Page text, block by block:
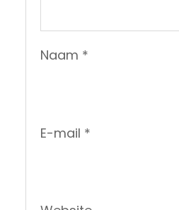
Naam *
E-mail *